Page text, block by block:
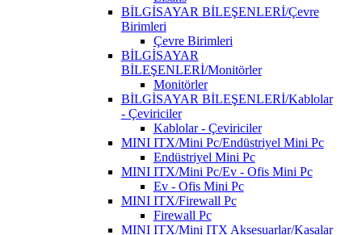
BİLGİSAYAR BİLEŞENLERİ/Çevre
Birimleri
Çevre Birimleri
BİLGİSAYAR
BİLEŞENLERİ/Monitörler
Monitörler
BİLGİSAYAR BİLEŞENLERİ/Kablolar
- Çeviriciler
Kablolar - Çeviriciler
MINI ITX/Mini Pc/Endüstriyel Mini Pc
Endüstriyel Mini Pc
MINI ITX/Mini Pc/Ev - Ofis Mini Pc
Ev - Ofis Mini Pc
MINI ITX/Firewall Pc
Firewall Pc
MINI ITX/Mini ITX Aksesuarlar/Kasalar